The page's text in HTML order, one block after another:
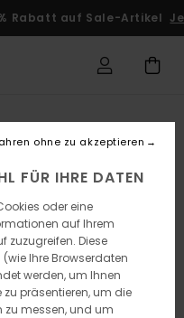
Rabatt auf Sale-Artikel
FÜR IHRE DATEN
oder eine
auf Ihrem
zuzugreifen. Diese
Ihre Browserdaten
werden, um Ihnen
präsentieren, um die
zu messen, und um
ohne zu akzeptieren